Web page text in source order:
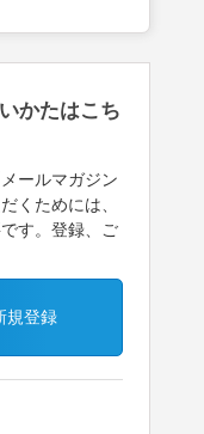
かたはこち
ールマガジン
くためには、
す。登録、ご
規登録